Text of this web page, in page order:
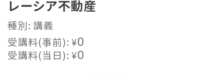
レーシア不動産
種別: 講義
受講料(事前):¥0
受講料(当日):¥0